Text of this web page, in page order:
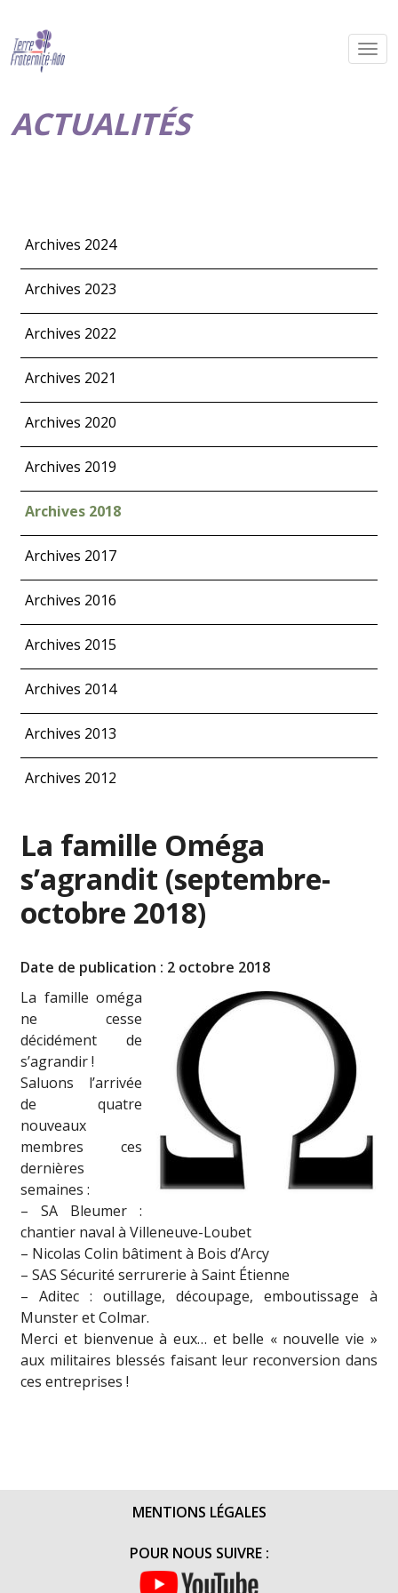
ACTUALITÉS
Archives 2024
Archives 2023
Archives 2022
Archives 2021
Archives 2020
Archives 2019
Archives 2018
Archives 2017
Archives 2016
Archives 2015
Archives 2014
Archives 2013
Archives 2012
La famille Oméga
s’agrandit (septembre-
octobre 2018)
Date de publication : 2 octobre 2018
La famille oméga
ne cesse
décidément de
s’agrandir !
Saluons l’arrivée
de quatre
nouveaux
membres ces
dernières
semaines :
– SA Bleumer :
chantier naval à Villeneuve-Loubet
– Nicolas Colin bâtiment à Bois d’Arcy
– SAS Sécurité serrurerie à Saint Étienne
– Aditec : outillage, découpage, emboutissage à
Munster et Colmar.
Merci et bienvenue à eux… et belle « nouvelle vie »
aux militaires blessés faisant leur reconversion dans
ces entreprises !
MENTIONS LÉGALES
POUR NOUS SUIVRE :